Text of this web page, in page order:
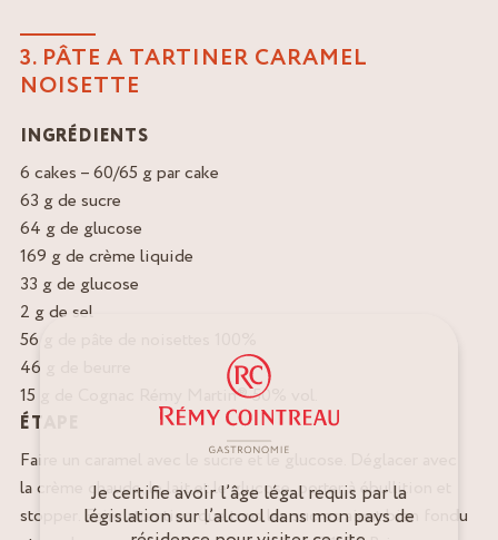
3. PÂTE A TARTINER CARAMEL
NOISETTE
INGRÉDIENTS
6 cakes – 60/65 g par cake
63 g de sucre
64 g de glucose
169 g de crème liquide
33 g de glucose
2 g de sel
56 g de pâte de noisettes 100%
46 g de beurre
15 g de Cognac Rémy Martin® 50% vol.
ÉTAPE
Faire un caramel avec le sucre et le glucose. Déglacer avec
la crème chaude, le lait et le glucose, porter à ébullition et
stopper. Faire attention que tous les sucres aient bien fondu
Je certifie avoir l’âge légal requis par la
législation sur l’alcool dans mon pays de